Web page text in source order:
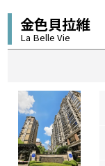
金色貝拉維
La Belle Vie